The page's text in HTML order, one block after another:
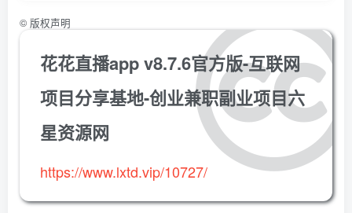
© 版权声明
花花直播app v8.7.6官方版-互联网
项目分享基地-创业兼职副业项目六
星资源网
https://www.lxtd.vip/10727/